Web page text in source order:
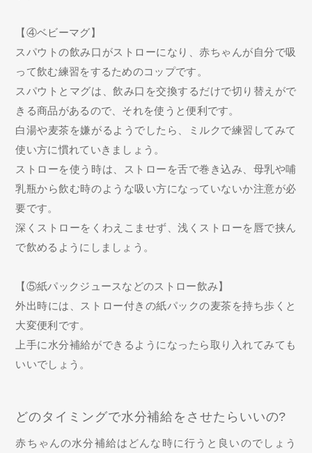
【④ベビーマグ】
スパウトの飲み口がストローになり、赤ちゃんが自分で吸
って飲む練習をするためのコップです。
スパウトとマグは、飲み口を交換するだけで切り替えがで
きる商品があるので、それを使うと便利です。
白湯や麦茶を嫌がるようでしたら、ミルクで練習してみて
使い方に慣れていきましょう。
ストローを使う時は、ストローを舌で巻き込み、母乳や哺
乳瓶から飲む時のような吸い方になっていないか注意が必
要です。
深くストローをくわえこませず、浅くストローを唇で挟ん
で飲めるようにしましょう。
【⑤紙パックジュースなどのストロー飲み】
外出時には、ストロー付きの紙パックの麦茶を持ち歩くと
大変便利です。
上手に水分補給ができるようになったら取り入れてみても
いいでしょう。
どのタイミングで水分補給をさせたらいいの?
赤ちゃんの水分補給はどんな時に行うと良いのでしょう